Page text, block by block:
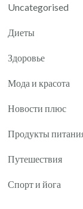
Uncategorised
Диеты
Здоровье
Мода и красота
Новости плюс
Продукты
Путешествия
Спорт и йога